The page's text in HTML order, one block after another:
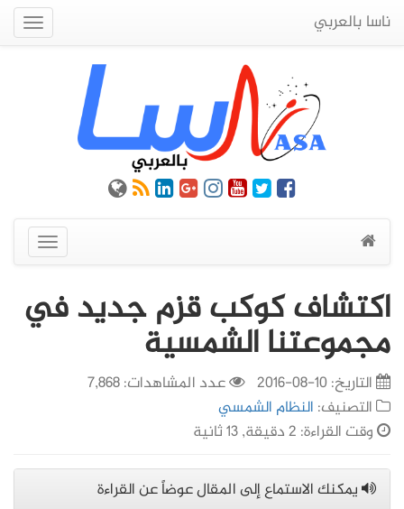
ناسا بالعربي
عرض
القائمة
اكتشاف كوكب قزم جديد في
مجموعتنا الشمسية
التاريخ:10-08-2016
عدد المشاهدات: 7,868
التصنيف: النظام الشمسي
وقت القراءة: 2 دقيقة, 13 ثانية
يمكنك الاستماع إلى المقال عوضاً عن القراءة